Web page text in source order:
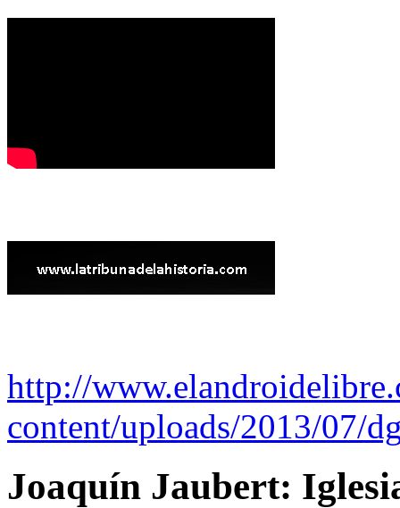
http://
content/uploads/2013/07/
Joaquín Jaubert: